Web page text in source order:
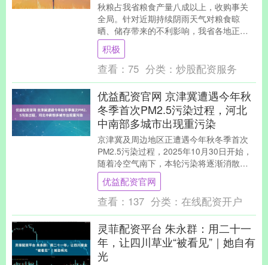
秋粮占我省粮食产量八成以上，收购事关
全局。针对近期持续阴雨天气对粮食晾
晒、储存带来的不利影响，我省各地正积
极采取措施，应对潜在风险，坚决守住“种
粮卖得出”底线，....
积极
查看： 75 分类： 炒股配资服务
优益配资官网 京津冀遭遇今年秋
冬季首次PM2.5污染过程，河北
中南部多城市出现重污染
京津冀及周边地区正遭遇今年秋冬季首次
PM2.5污染过程，2025年10月30日开始，
随着冷空气南下，本轮污染将逐渐消散。
10月30日上午，伴随大雾天气，河北中....
优益配资官网
查看： 137 分类： 在线配资开户
灵菲配资平台 朱永群：用二十一
年，让四川草业“被看见”｜她自有
光